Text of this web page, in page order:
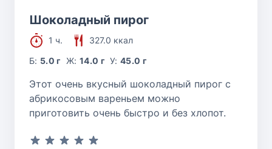
Шоколадный пирог
1 ч.
327.0 ккал
Б: 5.0 г Ж: 14.0 г У:45.0 г
Этот очень вкусный шоколадный пирог с
абрикосовым вареньем можно
приготовить очень быстро и без хлопот.